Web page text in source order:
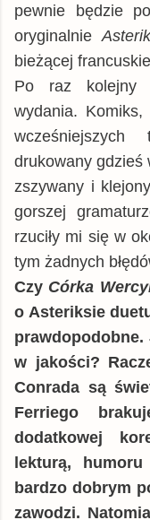
pewnie będzie
oryginalnie
bieżącej
Po raz kolejny
wydania.
wcześniejszych
drukowany gdzieś
zszywany i
gorszej
rzuciły mi się w
tym żadnych
Czy Córka
o Asteriksie
w jakości?
Conrada są
Ferriego
dodatkowej
lekturą,
bardzo dobrym
zawodzi.